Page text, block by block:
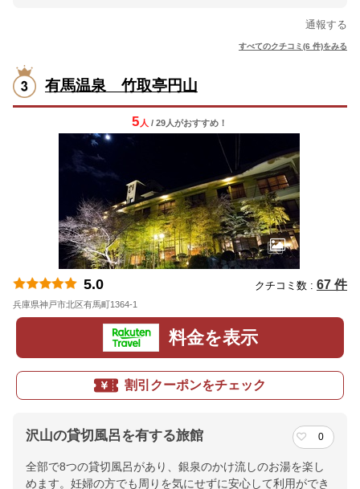
通報する
すべてのクチコミ(6 件)をみる
有馬温泉 竹取亭円山
5 人 / 29人がおすすめ！
5.0 クチコミ数 : 67 件
兵庫県神戸市北区有馬町1364-1
料金を表示
割引クーポンをチェック
沢山の貸切風呂を有する旅館 0
全部で8つの貸切風呂があり、銀泉のかけ流しのお湯を楽し
めます。妊婦の方でも周りを気にせずに安心して利用ができ